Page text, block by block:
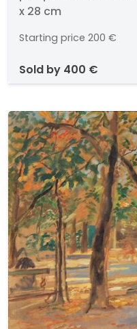
x 28 cm
Starting price 200 €
sold by 400 €